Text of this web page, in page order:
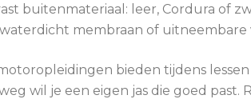
buitenmateriaal: leer, Cordura of
membraan of
bieden tijdens
wil je een eigen jas die goed